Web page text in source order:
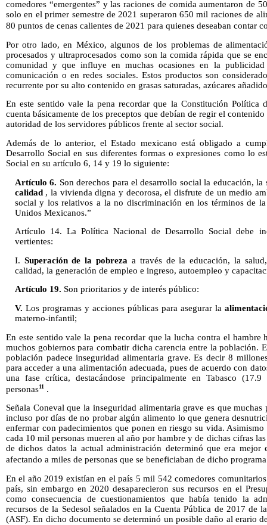
comedores “emergentes” y las raciones de comida aumentaron de
solo en el primer semestre de 2021 superaron 650 mil raciones de
80 puntos de cenas calientes de 2021 para quienes deseaban contar
Por otro lado, en México, algunos de los problemas de
procesados y ultraprocesados como son la comida rápida que se
comunidad y que influye en muchas ocasiones en la
comunicación o en redes sociales. Estos productos son
recurrente por su alto contenido en grasas saturadas, azúcares
En este sentido vale la pena recordar que la Constitución Política
cuenta básicamente de los preceptos que debían de regir el
autoridad de los servidores públicos frente al sector social.
Además de lo anterior, el Estado mexicano está obligado a
Desarrollo Social en sus diferentes formas o expresiones como lo
Social en su artículo 6, 14 y 19 lo siguiente:
Artículo 6. Son derechos para el desarrollo social la educación,
calidad, la vivienda digna y decorosa, el disfrute de un medio
social y los relativos a la no discriminación en los términos de
Unidos Mexicanos.”
Artículo 14. La Política Nacional de Desarrollo Social debe
vertientes:
I. Superación de la pobreza a través de la educación, la
calidad, la generación de empleo e ingreso, autoempleo y
Artículo 19. Son prioritarios y de interés público:
V. Los programas y acciones públicas para asegurar la
materno-infantil;
En este sentido vale la pena recordar que la lucha contra el hambre
muchos gobiernos para combatir dicha carencia entre la población.
población padece inseguridad alimentaria grave. Es decir 8
para acceder a una alimentación adecuada, pues de acuerdo con
una fase crítica, destacándose principalmente en Tabasco
personas11 .
Señala Coneval que la inseguridad alimentaria grave es que
incluso por días de no probar algún alimento lo que genera
enfermar con padecimientos que ponen en riesgo su vida.
cada 10 mil personas mueren al año por hambre y de dichas cifras
de dichos datos la actual administración determinó que era mejor
afectando a miles de personas que se beneficiaban de dicho
En el año 2019 existían en el país 5 mil 542 comedores
país, sin embargo en 2020 desaparecieron sus recursos en el
como consecuencia de cuestionamientos que había tenido la
recursos de la Sedesol señalados en la Cuenta Pública de 2017 de
(ASF). En dicho documento se determinó un posible daño al erario